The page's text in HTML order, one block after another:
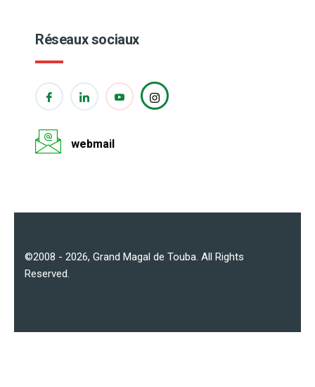
Réseaux sociaux
webmail
©2008 - 2026, Grand Magal de Touba . All Rights
Reserved.